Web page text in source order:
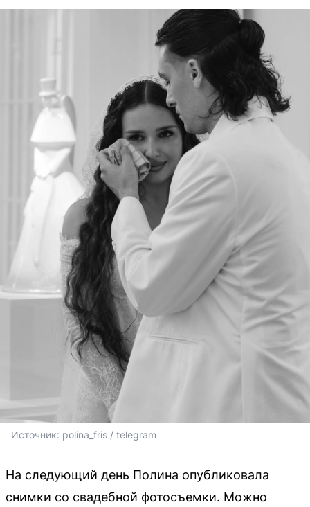
Источник: polina_fris / telegram
На следующий день Полина опубликовала
снимки со свадебной фотосъемки. Можно